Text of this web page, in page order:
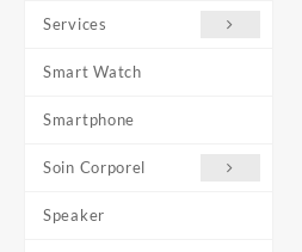
Services
Smart Watch
Smartphone
Soin Corporel
Speaker